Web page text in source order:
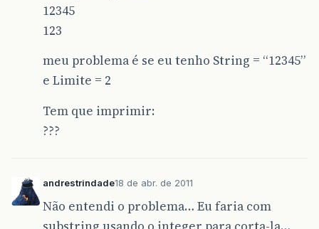
12345
123
meu problema é se eu tenho String = “12345”
e Limite = 2
Tem que imprimir:
???
andrestrindade18 de abr. de 2011
Não entendi o problema… Eu faria com